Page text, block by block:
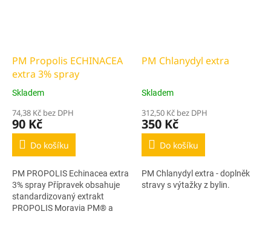
PM Propolis ECHINACEA
extra 3% spray
Skladem
74,38 Kč bez DPH
90 Kč
Do košíku
PM PROPOLIS Echinacea extra
3% spray Přípravek obsahuje
standardizovaný extrakt
PROPOLIS Moravia PM® a
PM Chlanydyl extra
Skladem
312,50 Kč bez DPH
350 Kč
Do košíku
PM Chlanydyl extra - doplněk
stravy s výtažky z bylin.